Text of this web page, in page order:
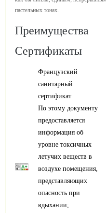
пастельных тонах.
Преимущества
Сертификаты
Французский
санитарный
сертификат
По этому документу
предоставляется
информация об
уровне токсичных
летучих веществ в
воздухе помещения,
представляющих
опасность при
вдыхании;